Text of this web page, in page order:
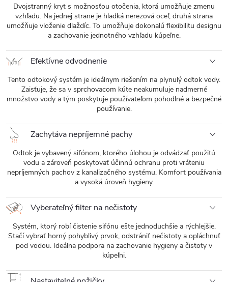
Dvojstranný kryt s možnosťou otočenia, ktorá umožňuje zmenu
vzhľadu. Na jednej strane je hladká nerezová oceľ, druhá strana
umožňuje vloženie dlaždíc. To umožňuje dokonalú flexibilitu designu
a zachovanie jednotného vzhľadu kúpeľne.
Efektívne odvodnenie
Tento odtokový systém je ideálnym riešením na plynulý odtok vody.
Zaisťuje, že sa v sprchovacom kúte neakumuluje nadmerné
množstvo vody a tým poskytuje používateľom pohodlné a bezpečné
používanie.
Zachytáva nepríjemné pachy
Odtok je vybavený sifónom, ktorého úlohou je odvádzať použitú
vodu a zároveň poskytovať účinnú ochranu proti vráteniu
nepríjemných pachov z kanalizačného systému. Komfort používania
a vysoká úroveň hygieny.
Vyberateľný filter na nečistoty
Systém, ktorý robí čistenie sifónu ešte jednoduchšie a rýchlejšie.
Stačí vybrať horný pohyblivý prvok, odstrániť nečistoty a opláchnuť
pod vodou. Ideálna podpora na zachovanie hygieny a čistoty v
kúpeľni.